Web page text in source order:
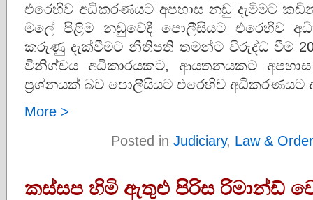
එරෙහිව අධිකරණයට අපහාස නඩු දැමීමට
මලේ පිළිම නඩුවේදී පොලීසියට එරෙහිව
කරුණු දැක්වීමට නීතිපති තමන්ට විරුද්ධ වීම
විනිශ්චය අධිකාරයකට, ආයතනයකට
ප්‍රශ්නයක් බව පොලීසියට එරෙහිව අධිකරණයට
More >
Posted in Judiciary, Law & Order
කස්සප හිමි ඇතුළු පිරිස රිමාන්ඩ්